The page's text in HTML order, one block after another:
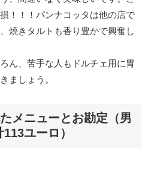
！！！パンナコッタは他の店で
焼きタルトも香り豊かで興奮し
ん、苦手な人もドルチェ用に胃
ましょう。
メニューとお勘定（男
ユーロ）